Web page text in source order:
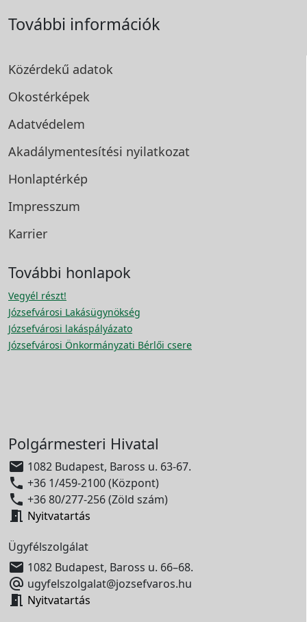
További információk
Közérdekű adatok
Okostérképek
Adatvédelem
Akadálymentesítési nyilatkozat
Honlaptérkép
Impresszum
Karrier
További honlapok
Vegyél részt!
Józsefvárosi Lakásügynökség
Józsefvárosi lakáspályázato
Józsefvárosi Önkormányzati Bérlői csere
Polgármesteri Hivatal
 1082 Budapest, Baross u. 63-67.
 +36 1/459-2100 (Központ)
 +36 80/277-256 (Zöld szám)
 Nyitvatartás
Ügyfélszolgálat
 1082 Budapest, Baross u. 66–68.
 ugyfelszolgalat@jozsefvaros.hu
 Nyitvatartás